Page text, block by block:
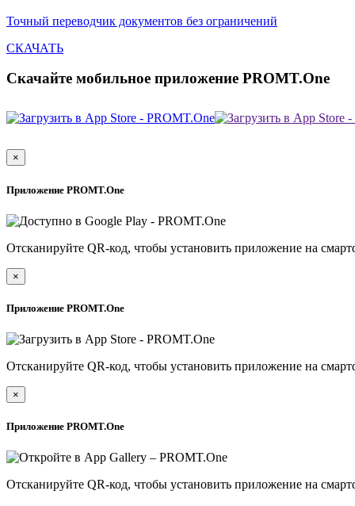
Точный переводчик документов без ограничений
СКАЧАТЬ
Скачайте мобильное приложение PROMT.One
×
Приложение PROMT.One
Отсканируйте QR-код, чтобы установить приложение на
×
Приложение PROMT.One
Отсканируйте QR-код, чтобы установить приложение на
×
Приложение PROMT.One
Отсканируйте QR-код, чтобы установить приложение на